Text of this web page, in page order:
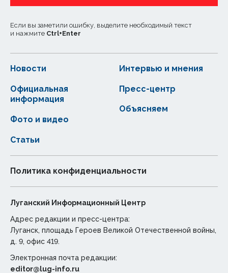
Если вы заметили ошибку, выделите необходимый текст
и нажмите Ctrl+Enter
Новости
Статьи
Официальная
информация
Интервью и мнения
Фото и видео
Пресс-центр
Объясняем
Политика конфиденциальности
Луганский Информационный Центр
Адрес редакции и пресс-центра:
Луганск, площадь Героев Великой Отечественной войны,
д. 9, офис 419.
Электронная почта редакции:
editor@lug-info.ru